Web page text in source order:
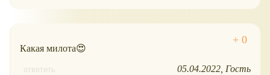
Какая милота😍
ответить 05.04.2022 Гость